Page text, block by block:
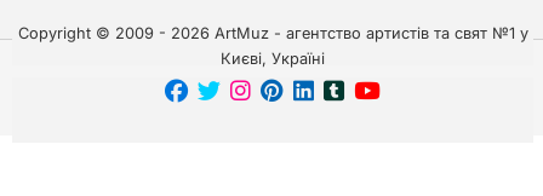
Copyright © 2009 - 2026 ArtMuz - агентство артистів та свят №1 у
Києві, Україні